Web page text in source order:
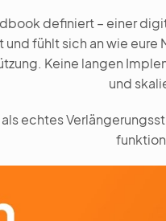
definiert – einer
fühlt sich an wie
Keine langen
und
echtes